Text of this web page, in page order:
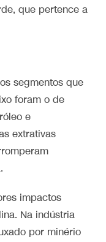
que pertence a
segmentos que
foram o de
e
extrativas
impactos
Na indústria
por minério